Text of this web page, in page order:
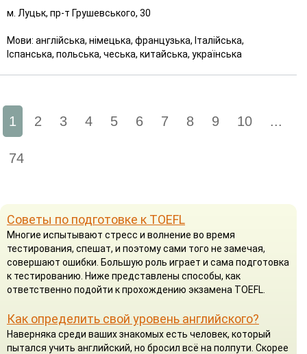
м. Луцьк, пр-т Грушевського, 30
Мови: англійська, німецька, французька, Італійська,
Іспанська, польська, чеська, китайська, українська
1 2 3 4 5 6 7 8 9 10 ...
74
Советы по подготовке к TOEFL
Многие испытывают стресс и волнение во время
тестирования, спешат, и поэтому сами того не замечая,
совершают ошибки. Большую роль играет и сама подготовка
к тестированию. Ниже представлены способы, как
ответственно подойти к прохождению экзамена TOEFL.
Как определить свой уровень английского?
Наверняка среди ваших знакомых есть человек, который
пытался учить английский, но бросил всё на полпути. Скорее